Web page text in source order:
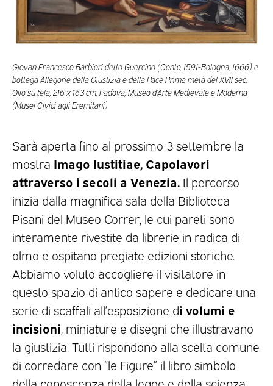
Giovan Francesco Barbieri detto Guercino (Cento, 1591-Bologna, 1666) e
bottega Allegorie della Giustizia e della Pace Prima metà del XVII sec.
Olio su tela, 216 x 163 cm. Padova, Museo d’Arte Medievale e Moderna
(Musei Civici agli Eremitani)
Sarà aperta fino al prossimo 3 settembre la
mostra Imago Iustitiae, Capolavori
attraverso i secoli a Venezia. Il percorso
inizia dalla magnifica sala della Biblioteca
Pisani del Museo Correr, le cui pareti sono
interamente rivestite da librerie in radica di
olmo e ospitano pregiate edizioni storiche.
Abbiamo voluto accogliere il visitatore in
questo spazio di antico sapere e dedicare una
serie di scaffali all’esposizione di volumi e
incisioni, miniature e disegni che illustravano
la giustizia. Tutti rispondono alla scelta comune
di corredare con “le Figure” il libro simbolo